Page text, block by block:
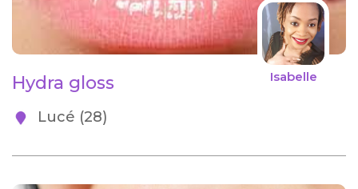
Isabelle
Hydra gloss
Lucé (28)